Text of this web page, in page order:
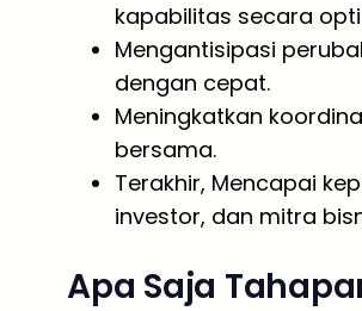
kapabilitas secara
Mengantisipasi
dengan cepat.
Meningkatkan
bersama.
Terakhir, Mencapai
investor, dan mitra
Apa Saja